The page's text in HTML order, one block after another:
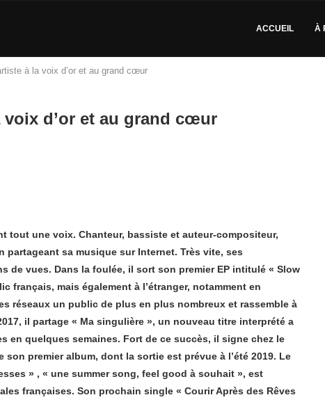
ACCUEIL À
à la voix d’or et au grand cœur
voix d’or et au grand cœur
tout une voix. Chanteur, bassiste et auteur-compositeur,
sa musique sur Internet. Très vite, ses
de vues. Dans la foulée, il sort son premier EP intitulé « Slow
mais également à l’étranger, notamment en
réseaux un public de plus en plus nombreux et rassemble à
il partage « Ma singulière », un nouveau titre interprété a
en quelques semaines. Fort de ce succès, il signe chez le
premier album, dont la sortie est prévue à l’été 2019. Le
» , « une summer song, feel good à souhait », est
françaises. Son prochain single « Courir Après des Rêves